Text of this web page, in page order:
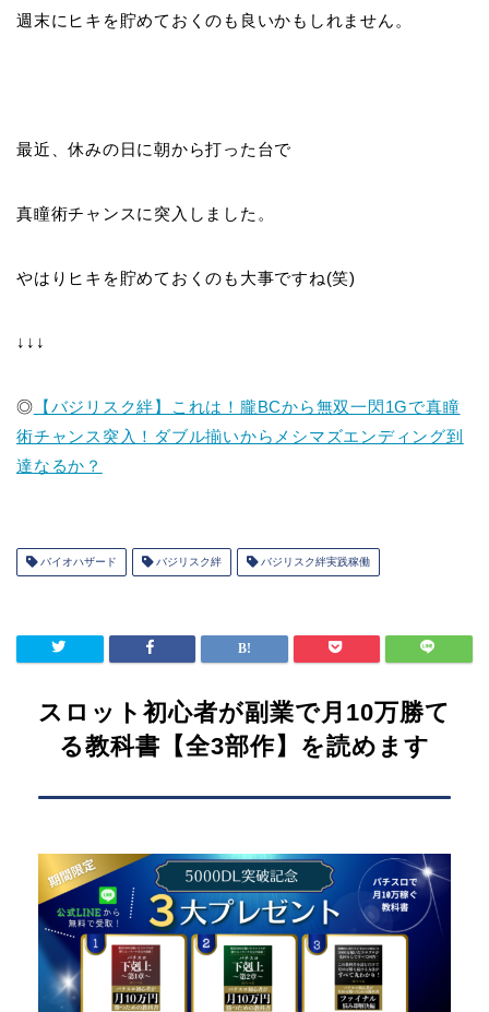
週末にヒキを貯めておくのも良いかもしれません。
最近、休みの日に朝から打った台で
真瞳術チャンスに突入しました。
やはりヒキを貯めておくのも大事ですね(笑)
↓↓↓
◎ 【バジリスク絆】これは！朧BCから無双一閃1Gで真瞳
術チャンス突入！ダブル揃いからメシマズエンディング到
達なるか？
バイオハザード バジリスク絆 バジリスク絆実践稼働
スロット初心者が副業で月10万勝て
る教科書【全3部作】を読めます